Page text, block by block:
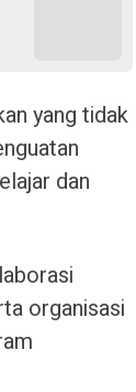
yang tidak
dan
organisasi